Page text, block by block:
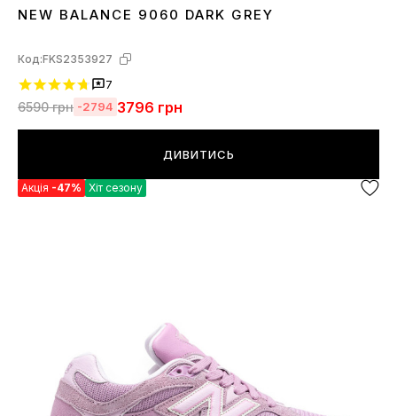
3637 3839404142 43 4445
NEW BALANCE 9060 DARK GREY
Код:FKS2353927
7
6590грн -2794 3796 грн
ДИВИТИСЬ
Акція -47% Хіт сезону